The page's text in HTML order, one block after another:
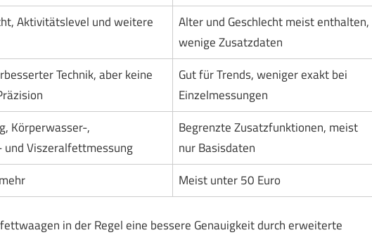
Aktivitätslevel und weitere
Alter und Geschlecht meist enthalten,
wenige Zusatzdaten
Technik, aber keine
Gut für Trends, weniger exakt bei
Einzelmessungen
Körperwasser-,
und Viszeralfettmessung
Begrenzte Zusatzfunktionen, meist
nur Basisdaten
Meist unter 50 Euro
in der Regel eine bessere Genauigkeit durch erweiterte